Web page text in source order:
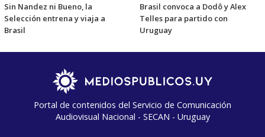
Sin Nandez ni Bueno, la
Selección entrena y viaja a
Brasil
Brasil convoca a Dodô y Alex
Telles para partido con
Uruguay
Portal de contenidos del Servicio de Comunicación
Audiovisual Nacional - SECAN - Uruguay